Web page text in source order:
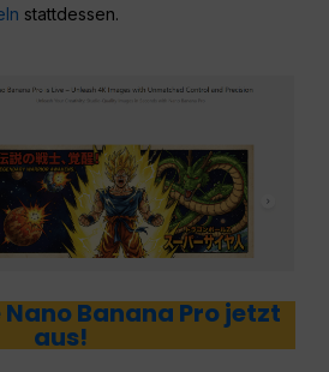
stattdessen.
Nano Banana Pro jetzt
aus!